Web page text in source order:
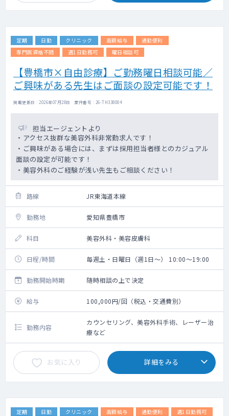
定期 日勤 クリニック 高額給与
通勤便利
専門医資格不問
週1日勤務可 曜日相談可
【豊橋市×自由診療】ご勤務曜日相談可能／
ご興味がある先生はご面談の設定可能です！
掲載更新日 : 2026年07月28日 案件番号 : 26-TH338004
担当エージェントより
・アクセス抜群な美容外科非常勤求人です！
・ご興味がある場合には、まずは採用担当者様とのカジュアル
面談の設定が可能です！
・美容外科のご経験が浅い先生もご相談ください！
路線 JR東海道本線
勤務地 愛知県豊橋市
科目 美容外科・美容皮膚科
日程/時間 毎週土・日曜日（週1日～） 10:00～19:00
勤務開始時期 随時相談の上で決定
給与 100,000円/回（税込・交通費別）
勤務内容
カウンセリング、美容外科手術、レーザー治
療など
お気に入り 詳細をみる
定期 日勤 クリニック 高額給与 通勤便利
週1日勤務可